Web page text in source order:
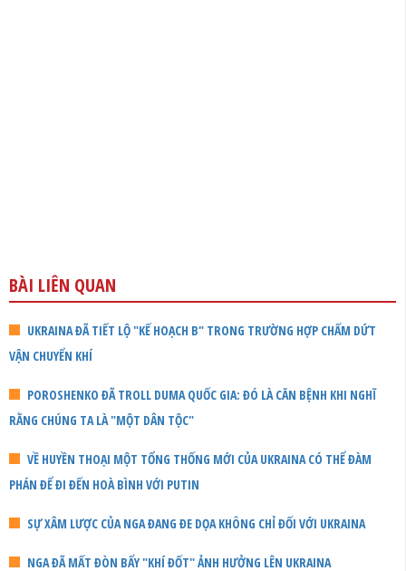
BÀI LIÊN QUAN
UKRAINA ĐÃ TIẾT LỘ "KẾ HOẠCH B" TRONG TRƯỜNG HỢP CHẤM DỨT
VẬN CHUYỂN KHÍ
POROSHENKO ĐÃ TROLL DUMA QUỐC GIA: ĐÓ LÀ CĂN BỆNH KHI NGHĨ
RẰNG CHÚNG TA LÀ "MỘT DÂN TỘC"
VỀ HUYỀN THOẠI MỘT TỔNG THỐNG MỚI CỦA UKRAINA CÓ THỂ ĐÀM
PHÁN ĐỂ ĐI ĐẾN HOÀ BÌNH VỚI PUTIN
SỰ XÂM LƯỢC CỦA NGA ĐANG ĐE DỌA KHÔNG CHỈ ĐỐI VỚI UKRAINA
NGA ĐÃ MẤT ĐÒN BẨY "KHÍ ĐỐT" ẢNH HƯỞNG LÊN UKRAINA